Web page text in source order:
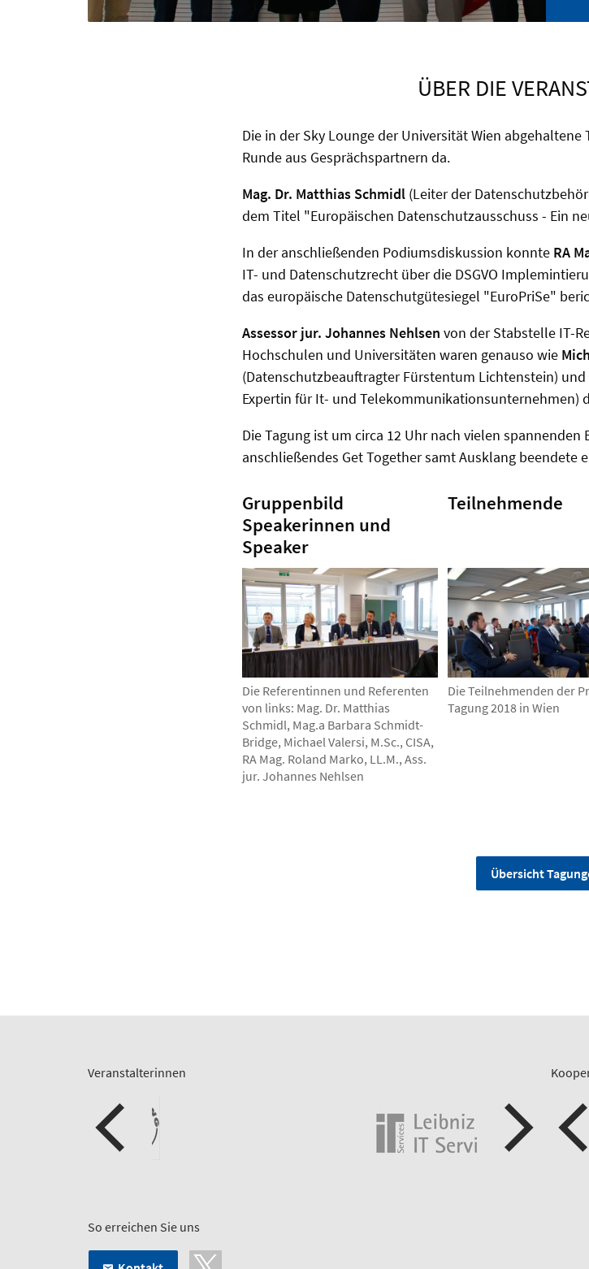
ÜBER DIE
Die in der Sky Lounge der Universität Wien
Runde aus Gesprächspartnern da.
Mag. Dr. Matthias Schmidl (Leiter der
dem Titel "Europäischen Datenschutzausschuss - Ein
In der anschließenden Podiumsdiskussion konnte RA
IT- und Datenschutzrecht über die DSGVO
das europäische Datenschutgütesiegel "EuroPriSe"
Assessor jur. Johannes Nehlsen von der Stabstelle IT-
Hochschulen und Universitäten waren genauso wie
(Datenschutzbeauftragter Fürstentum Lichtenstein) und
Expertin für It- und Telekommunikationsunternehmen)
Die Tagung ist um circa 12 Uhr nach vielen spannenden
anschließendes Get Together samt Ausklang beendete
Gruppenbild
Speakerinnen und
Speaker
Die Referentinnen und Referenten
von links: Mag. Dr. Matthias
Schmidl, Mag.a Barbara Schmidt-
Bridge, Michael Valersi, M.Sc., CISA,
RA Mag. Roland Marko, LL.M., Ass.
jur. Johannes Nehlsen
Teilnehmende
Die Teilnehmenden der
Tagung 2018 in Wien
Übersicht
Veranstalterinnen
So erreichen Sie uns